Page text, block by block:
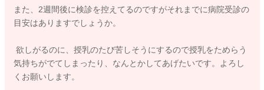
また、2週間後に検診を控えてるのですがそれまでに病院受診の
目安はありますでしょうか。
欲しがるのに、授乳のたび苦しそうにするので授乳をためらう
気持ちがでてしまったり、なんとかしてあげたいです。よろし
くお願いします。